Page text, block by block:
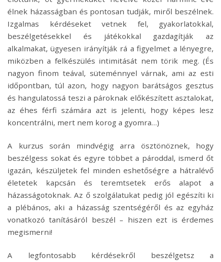
élnek házasságban és pontosan tudják, miről beszélnek.
Izgalmas kérdéseket vetnek fel, gyakorlatokkal,
beszélgetésekkel és játékokkal gazdagítják az
alkalmakat, ügyesen irányítják rá a figyelmet a lényegre,
miközben a felkészülés intimitását nem törik meg. (És
nagyon finom teával, süteménnyel várnak, ami az esti
időpontban, túl azon, hogy nagyon barátságos gesztus
és hangulatossá teszi a pároknak előkészített asztalokat,
az éhes férfi számára azt is jelenti, hogy képes lesz
koncentrálni, mert nem korog a gyomra…)
A kurzus során mindvégig arra ösztönöznek, hogy
beszélgess sokat és egyre többet a pároddal, ismerd őt
igazán, készüljetek fel minden eshetőségre a hátralévő
életetek kapcsán és teremtsetek erős alapot a
házasságotoknak. Az ő szolgálatukat pedig jól egészíti ki
a plébános, aki a házasság szentségéről és az egyház
vonatkozó tanításáról beszél – hiszen ezt is érdemes
megismerni!
A legfontosabb kérdésekről beszélgetsz a